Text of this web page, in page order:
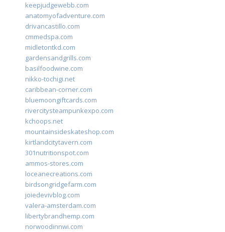
keepjudgewebb.com
anatomyofadventure.com
drivancastillo.com
cmmedspa.com
midletontkd.com
gardensandgrills.com
basilfoodwine.com
nikko-tochigi.net
caribbean-corner.com
bluemoongiftcards.com
rivercitysteampunkexpo.com
kchoops.net
mountainsideskateshop.com
kirtlandcitytavern.com
301nutritionspot.com
ammos-stores.com
loceanecreations.com
birdsongridgefarm.com
joiedevivblog.com
valera-amsterdam.com
libertybrandhemp.com
norwoodinnwi.com